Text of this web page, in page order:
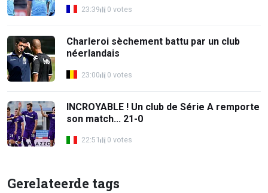
23:39 0 votes
Charleroi sèchement battu par un club
néerlandais
23:00 0 votes
INCROYABLE ! Un club de Série A remporte
son match... 21-0
22:51 0 votes
Gerelateerde tags